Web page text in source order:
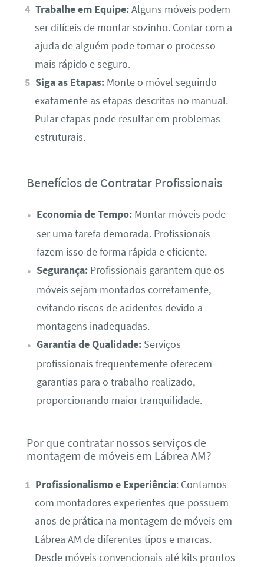
Trabalhe em Equipe:Alguns móveis podem
ser difíceis de montar sozinho. Contar com a
ajuda de alguém pode tornar o processo
mais rápido e seguro.
Siga as Etapas: Monte o móvel seguindo
exatamente as etapas descritas no manual.
Pular etapas pode resultar em problemas
estruturais.
Benefícios de Contratar Profissionais
Economia de Tempo:Montar móveis pode
ser uma tarefa demorada. Profissionais
fazem isso de forma rápida e eficiente.
Segurança:Profissionais garantem que os
móveis sejam montados corretamente,
evitando riscos de acidentes devido a
montagens inadequadas.
Garantia de Qualidade:Serviços
profissionais frequentemente oferecem
garantias para o trabalho realizado,
proporcionando maior tranquilidade.
Por que contratar nossos serviços de
montagem de móveis em Lábrea AM?
Profissionalismo e Experiência: Contamos
com montadores experientes que possuem
anos de prática na montagem de móveis em
Lábrea AM de diferentes tipos e marcas.
Desde móveis convencionais até kits prontos